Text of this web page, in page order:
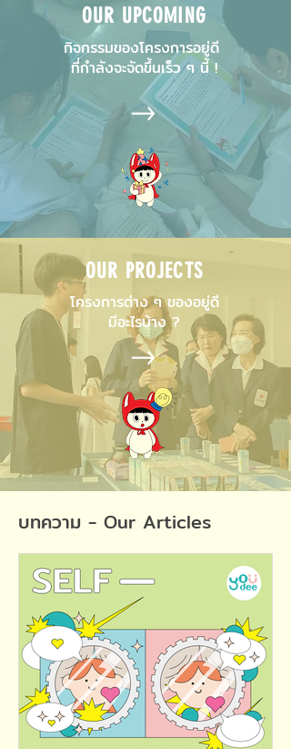
OUR UPCOMING
กิจกรรมของโครงการอยู่ดี
ที่กำลังจะจัดขึ้นเร็ว ๆ นี้ !
OUR PROJECTS
โครงการต่าง ๆ ของอยู่ดี
มีอะไรบ้าง ?
บทความ - Our Articles